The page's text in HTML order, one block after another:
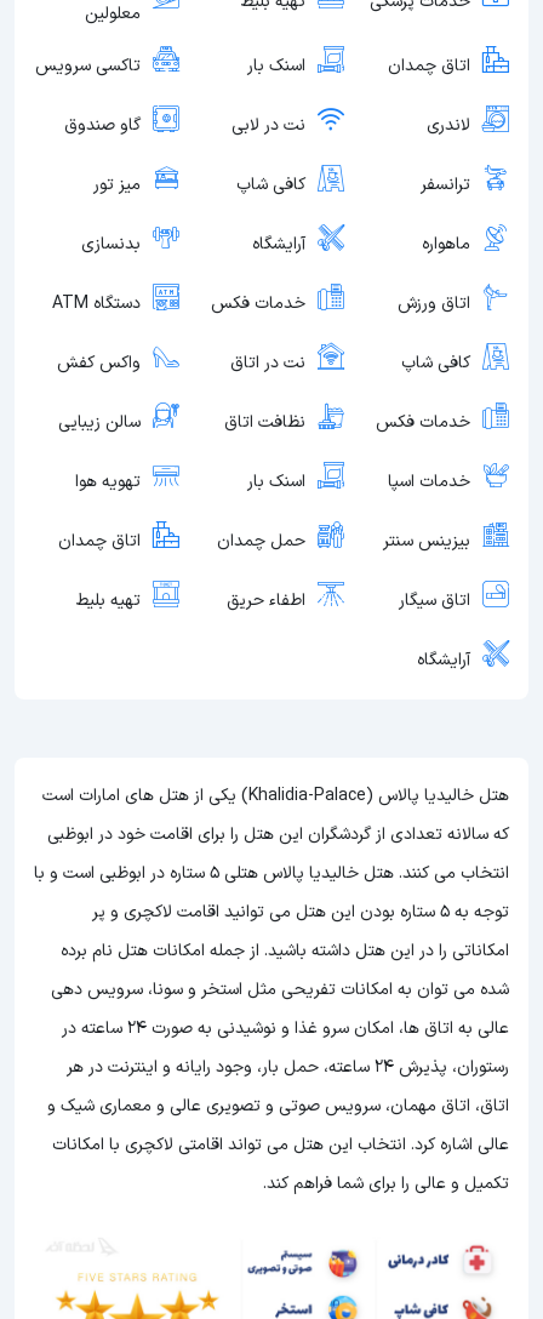
معلولین
اتاق چمدان اسنک بار تاکسی سرویس
لاندری نت در لابی گاو صندوق
ترانسفر کافی شاپ میز تور
ماهواره آرایشگاه بدنسازی
اتاق ورزش خدمات فکس دستگاه ATM
کافی شاپ نت در اتاق واکس کفش
خدمات فکس نظافت اتاق سالن زیبایی
خدمات اسپا اسنک بار تهویه هوا
بیزینس سنتر حمل چمدان اتاق چمدان
اتاق سیگار اطفاء حریق تهیه بلیط
آرایشگاه
هتل خالیدیا پالاس (Khalidia-Palace) یکی از هتل های امارات است
که سالانه تعدادی از گردشگران این هتل را برای اقامت خود در ابوظبی
انتخاب می کنند. هتل خالیدیا پالاس هتلی 5 ستاره در ابوظبی است و با
توجه به 5 ستاره بودن این هتل
می توانید اقامت لاکچری و پر
امکاناتی را در این هتل داشته باشید. از جمله امکانات هتل نام برده
شده می توان به امکانات تفریحی مثل استخر و سونا، سرویس دهی
عالی به اتاق ها، امکان سرو غذا و نوشیدنی به صورت 24 ساعته در
رستوران، پذیرش 24 ساعته، حمل بار، وجود رایانه و اینترنت در هر
اتاق، اتاق مهمان، سرویس صوتی و تصویری عالی و معماری شیک و
عالی اشاره کرد. انتخاب این هتل می تواند اقامتی لاکچری با امکانات
تکمیل و عالی را برای شما فراهم کند.